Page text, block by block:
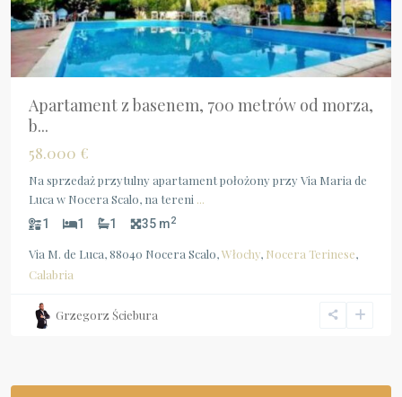
Apartament z basenem, 700 metrów od morza,
b...
58.000 €
Na sprzedaż przytulny apartament położony przy Via Maria de
Luca w Nocera Scalo, na tereni ...
1 1 1 35 m2
Via M. de Luca, 88040 Nocera Scalo,Włochy, Nocera Terinese,
Calabria
Grzegorz Ściebura